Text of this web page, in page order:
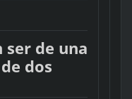
ser de una
dos